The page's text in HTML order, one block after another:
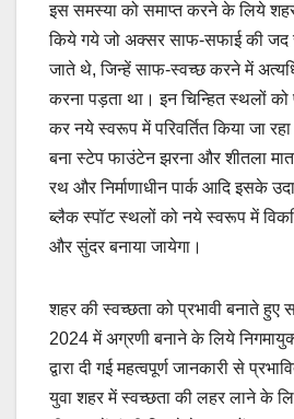
इस समस्या को समाप्त करने के लिये
किये गये जो अक्सर साफ-सफाई की जद
जाते थे, जिन्हें साफ-स्वच्छ करने में
करना पड़ता था। इन चिन्हित स्थलों
कर नये स्वरूप में परिवर्तित किया जा रहा
बना स्टेप फाउंटेन झरना और शीतला
रथ और निर्माणाधीन पार्क आदि इसके
ब्लैक स्पॉट स्थलों को नये स्वरूप में
और सुंदर बनाया जायेगा।
शहर की स्वच्छता को प्रभावी बनाते हुए
2024 में अग्रणी बनाने के लिये
द्वारा दी गई महत्वपूर्ण जानकारी से
युवा शहर में स्वच्छता की लहर लाने के